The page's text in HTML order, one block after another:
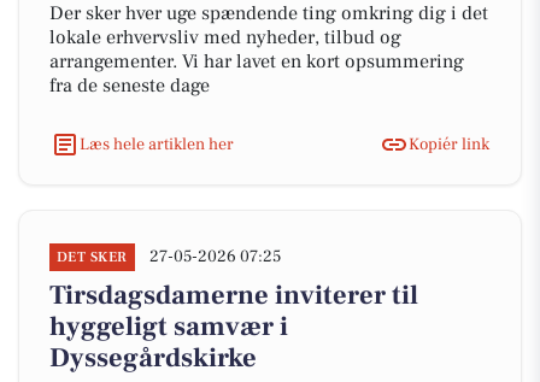
Der sker hver uge spændende ting omkring dig i det
lokale erhvervsliv med nyheder, tilbud og
arrangementer. Vi har lavet en kort opsummering
fra de seneste dage
Læs hele artiklen her Kopiér link
DET SKER 27-05-2026 07:25
Tirsdagsdamerne inviterer til
hyggeligt samvær i
Dyssegårdskirke